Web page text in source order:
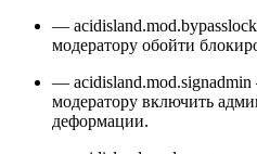
—
модератору обойти
—
модератору включить
деформации.